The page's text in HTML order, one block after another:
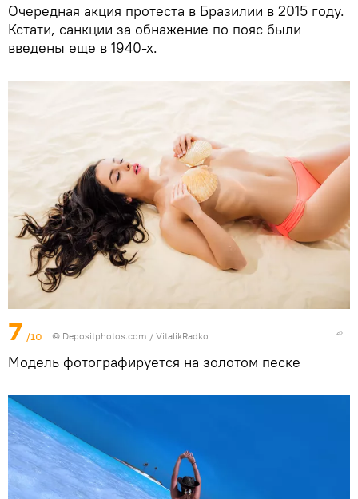
Очередная акция протеста в Бразилии в 2015 году.
Кстати, санкции за обнажение по пояс были
введены еще в 1940-х.
7 /10 © Depositphotos.com / VitalikRadko
Модель фотографируется на золотом песке